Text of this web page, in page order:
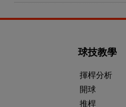
球技教學
揮桿分析
開球
推桿